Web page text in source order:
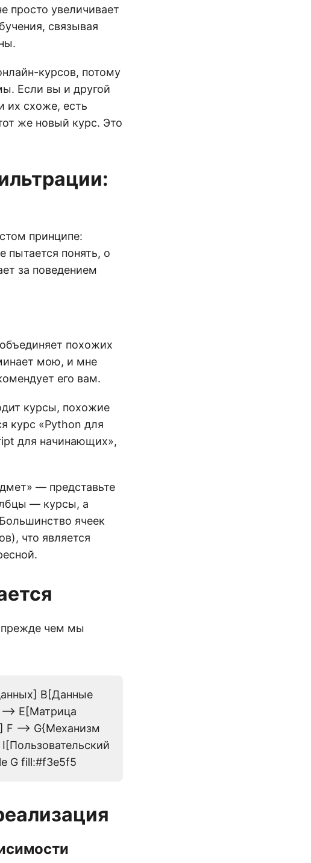
просто увеличивает
связывая
курсов, потому
Если вы и другой
их схоже, есть
же новый курс. Это
принципе:
пытается понять, о
за поведением
объединяет похожих
мою, и мне
его вам.
курсы, похожие
курс «Python для
для начинающих»,
— представьте
— курсы, а
ячеек
что является
прежде чем мы
B[Данные
> E[Матрица
F --> G{Механизм
G fill:#f3e5f5